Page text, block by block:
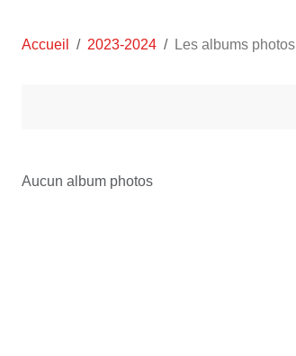
Accueil 2023-2024 Les albums photos
Aucun album photos